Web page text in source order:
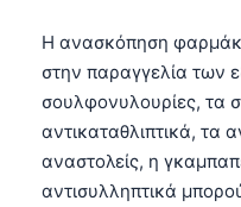
Η ανασκόπηση
στην παραγγελία των
σουλφονυλουρίες, τα
αντικαταθλιπτικά, τα
αναστολείς, η
αντισυλληπτικά